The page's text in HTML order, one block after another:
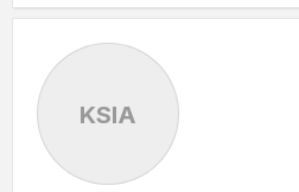
KSIA